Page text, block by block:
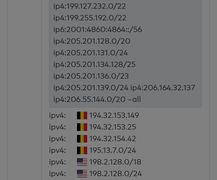
ip4:199.127.232.0/22
ip4:199.255.192.0/22
ip6:2001:4860:4864::/56
ip4:205.201.128.0/20
ip4:205.201.131.0/24
ip4:205.201.134.128/25
ip4:205.201.136.0/23
ip4:205.201.139.0/24 ip4:206.164.32.137
ip4:206.55.144.0/20 ~all
ipv4:
194.32.153.149
ipv4:
194.32.153.25
ipv4:
194.32.154.42
ipv4:
195.13.7.0/24
ipv4:
198.2.128.0/18
ipv4:
198.2.128.0/24